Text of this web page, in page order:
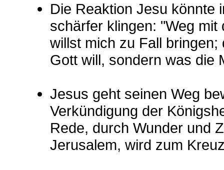
Die Reaktion Jesu könnte
schärfer klingen: "Weg
willst mich zu Fall
Gott will, sondern was die
Jesus geht seinen Weg
Verkündigung der
Rede, durch Wunder und
Jerusalem, wird zum